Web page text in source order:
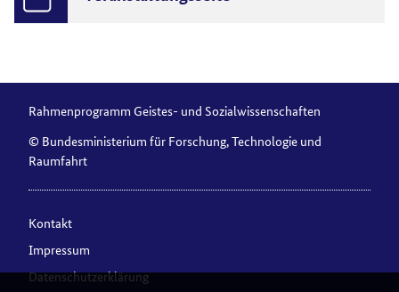
Rahmenprogramm Geistes- und Sozialwissenschaften
© Bundesministerium für Forschung, Technologie und
Raumfahrt
Kontakt
Impressum
Datenschutzerklärung